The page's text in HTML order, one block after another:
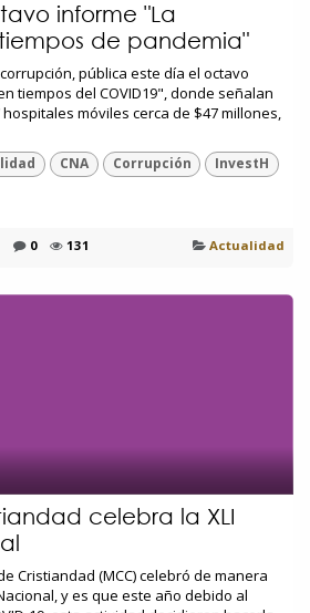
informe "La
de pandemia"
pública este día el octavo
tiempos del COVID19", donde señalan
móviles cerca de $47 millones,
CNA Corrupción
InvestH
0 131 Actualidad
celebra la XLI
Cristiandad (MCC) celebró de manera
y es que este año debido al